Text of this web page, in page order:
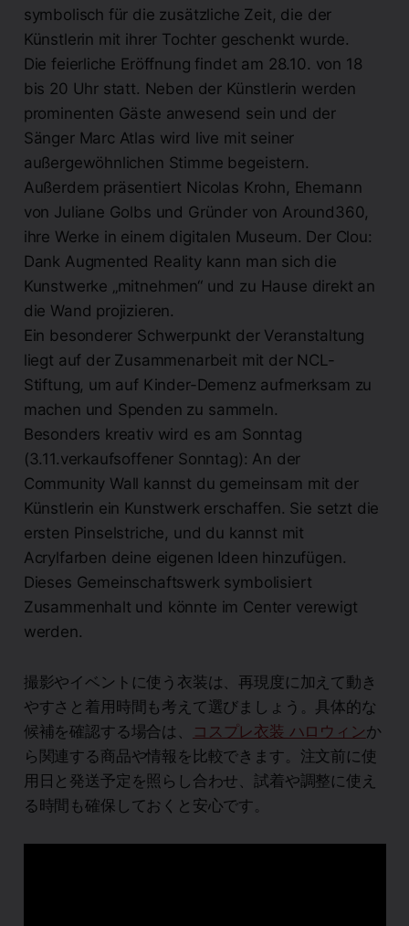
symbolisch für die zusätzliche Zeit, die der
Künstlerin mit ihrer Tochter geschenkt wurde.
Die feierliche Eröffnung findet am 28.10. von 18
bis 20 Uhr statt. Neben der Künstlerin werden
prominenten Gäste anwesend sein und der
Sänger Marc Atlas wird live mit seiner
außergewöhnlichen Stimme begeistern.
Außerdem präsentiert Nicolas Krohn, Ehemann
von Juliane Golbs und Gründer von Around360,
ihre Werke in einem digitalen Museum. Der Clou:
Dank Augmented Reality kann man sich die
Kunstwerke „mitnehmen“ und zu Hause direkt an
die Wand projizieren.
Ein besonderer Schwerpunkt der Veranstaltung
liegt auf der Zusammenarbeit mit der NCL-
Stiftung, um auf Kinder-Demenz aufmerksam zu
machen und Spenden zu sammeln.
Besonders kreativ wird es am Sonntag
(3.11.verkaufsoffener Sonntag): An der
Community Wall kannst du gemeinsam mit der
Künstlerin ein Kunstwerk erschaffen. Sie setzt die
ersten Pinselstriche, und du kannst mit
Acrylfarben deine eigenen Ideen hinzufügen.
Dieses Gemeinschaftswerk symbolisiert
Zusammenhalt und könnte im Center verewigt
werden.
撮影やイベントに使う衣装は、再現度に加えて動き
やすさと着用時間も考えて選びましょう。具体的な
候補を確認する場合は、
コスプレ衣装 ハロウィンか
ら関連する商品や情報を比較できます。注文前に使
用日と発送予定を照らし合わせ、試着や調整に使え
る時間も確保しておくと安心です。